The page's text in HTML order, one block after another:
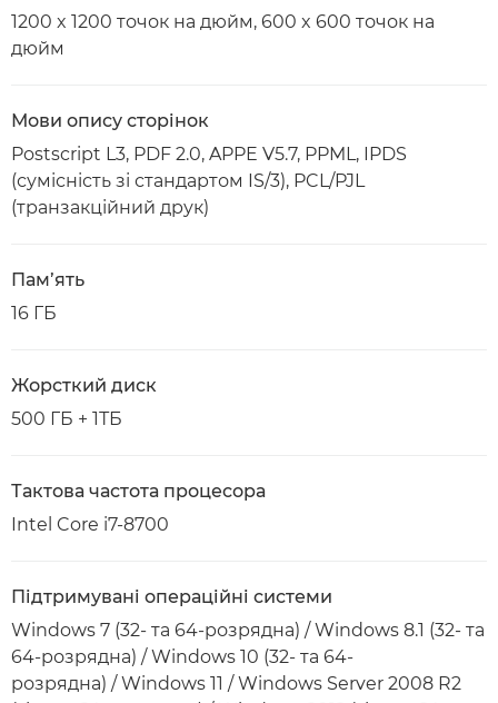
1200 x 1200 точок на дюйм, 600 x 600 точок на
дюйм
Мови опису сторінок
Postscript L3, PDF 2.0, APPE V5.7, PPML, IPDS
(сумісність зі стандартом IS/3), PCL/PJL
(транзакційний друк)
Пам’ять
16 ГБ
Жорсткий диск
500 ГБ + 1ТБ
Тактова частота процесора
Intel Core i7-8700
Підтримувані операційні системи
Windows 7 (32- та 64-розрядна) / Windows 8.1 (32- та
64-розрядна) / Windows 10 (32- та 64-
розрядна) / Windows 11 / Windows Server 2008 R2